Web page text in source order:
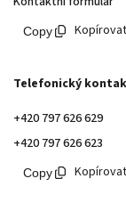
Telefonický
+420 797 626 629
+420 797 626 623